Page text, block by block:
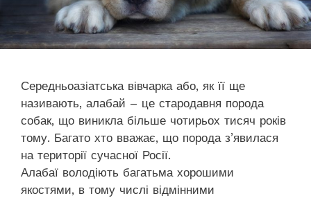
Середньоазіатська вівчарка або, як її ще
називають, алабай – це стародавня порода
собак, що виникла більше чотирьох тисяч років
тому. Багато хто вважає, що порода з’явилася
на території сучасної Росії.
Алабаї володіють багатьма хорошими
якостями, в тому числі відмінними